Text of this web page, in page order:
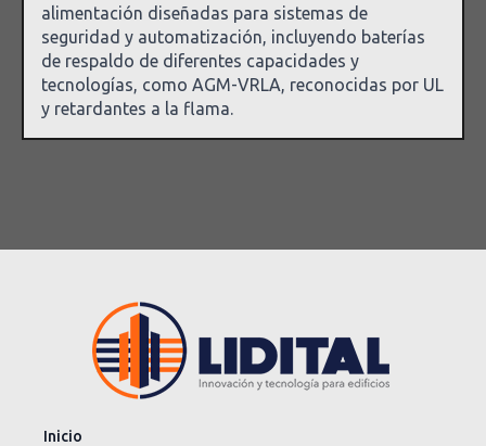
alimentación diseñadas para sistemas de
seguridad y automatización, incluyendo baterías
de respaldo de diferentes capacidades y
tecnologías, como AGM-VRLA, reconocidas por UL
y retardantes a la flama.
Inicio